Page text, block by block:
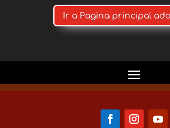
Ir a Pagina principal